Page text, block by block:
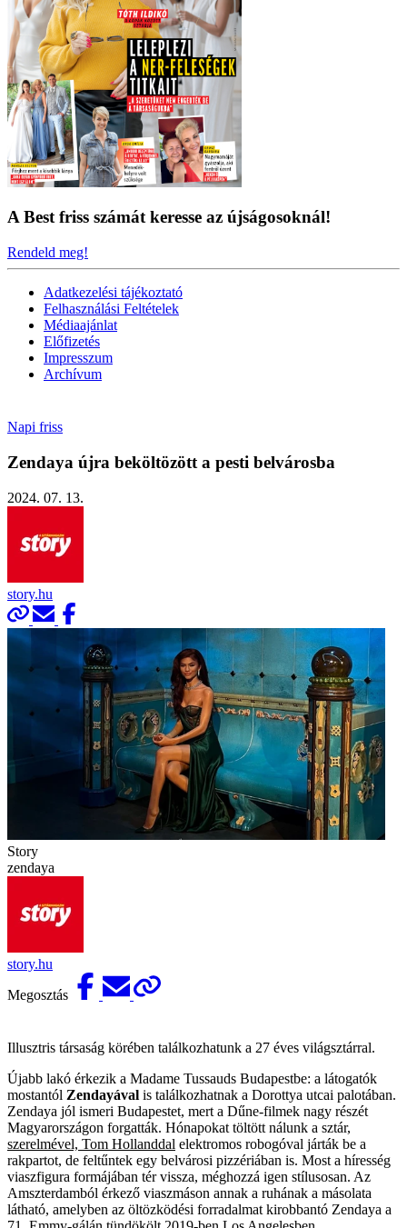
A Best friss számát keresse az újságosoknál!
Rendeld meg!
Adatkezelési tájékoztató
Felhasználási Feltételek
Médiaajánlat
Előfizetés
Impresszum
Archívum
Napi friss
Zendaya újra beköltözött a pesti belvárosba
2024. 07. 13.
story.hu
Story
zendaya
story.hu
Megosztás
Illusztris társaság körében találkozhatunk a 27 éves világsztárral.
Újabb lakó érkezik a Madame Tussauds Budapestbe: a látogatók
mostantól Zendayával is találkozhatnak a Dorottya utcai palotában.
Zendaya jól ismeri Budapestet, mert a Dűne-filmek nagy részét
Magyarországon forgatták. Hónapokat töltött nálunk a sztár,
szerelmével, Tom Hollanddal elektromos robogóval járták be a
rakpartot, de feltűntek egy belvárosi pizzériában is. Most a híresség
viaszfigura formájában tér vissza, méghozzá igen stílusosan. Az
Amszterdamból érkező viaszmáson annak a ruhának a másolata
látható, amelyben az öltözködési forradalmat kirobbantó Zendaya a